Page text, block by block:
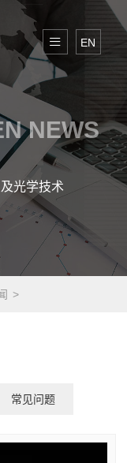
EN
NEWS
光学技术
常见问题